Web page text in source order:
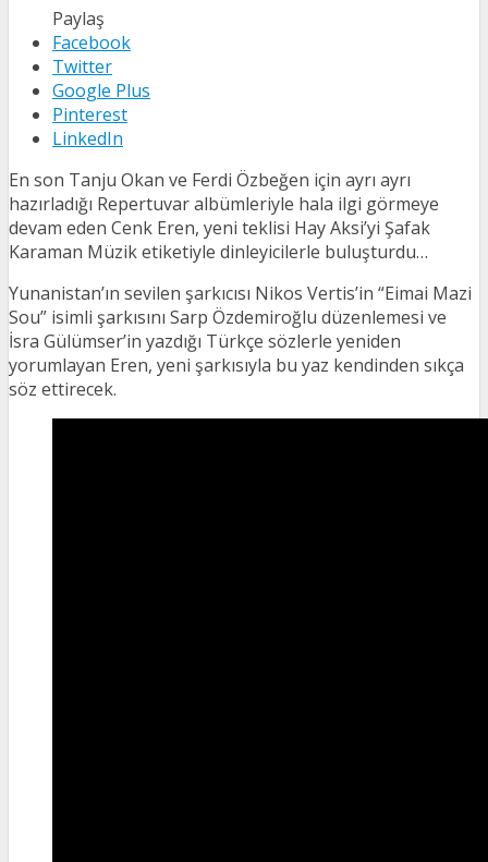
Paylaş
Facebook
Twitter
Google Plus
Pinterest
LinkedIn
En son Tanju Okan ve Ferdi Özbeğen için ayrı ayrı
hazırladığı Repertuvar albümleriyle hala ilgi görmeye
devam eden Cenk Eren, yeni teklisi Hay Aksi’yi Şafak
Karaman Müzik etiketiyle dinleyicilerle buluşturdu…
Yunanistan’ın sevilen şarkıcısı Nikos Vertis’in “Eimai Mazi
Sou” isimli şarkısını Sarp Özdemiroğlu düzenlemesi ve
İsra Gülümser’in yazdığı Türkçe sözlerle yeniden
yorumlayan Eren, yeni şarkısıyla bu yaz kendinden sıkça
söz ettirecek.